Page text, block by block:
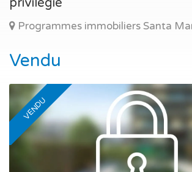
privilégié
Programmes immobiliers Santa
Vendu
VENDU